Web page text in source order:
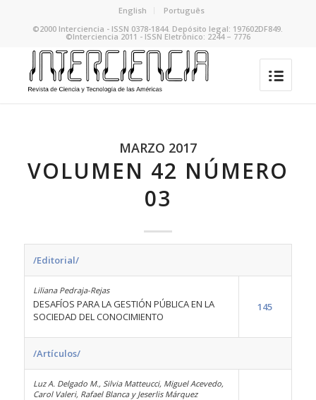
English
Português
©2000 Interciencia - ISSN 0378-1844. Depósito legal: 197602DF849.
©Interciencia 2011 - ISSN Eletrônico: 2244 – 7776
MARZO 2017
VOLUMEN 42 NÚMERO
03
/Editorial/
Liliana Pedraja-Rejas
DESAFÍOS PARA LA GESTIÓN PÚBLICA EN LA
SOCIEDAD DEL CONOCIMIENTO
145
/Artículos/
Luz A. Delgado M., Silvia Matteucci, Miguel Acevedo,
Carol Valeri, Rafael Blanca y Jeserlis Márquez